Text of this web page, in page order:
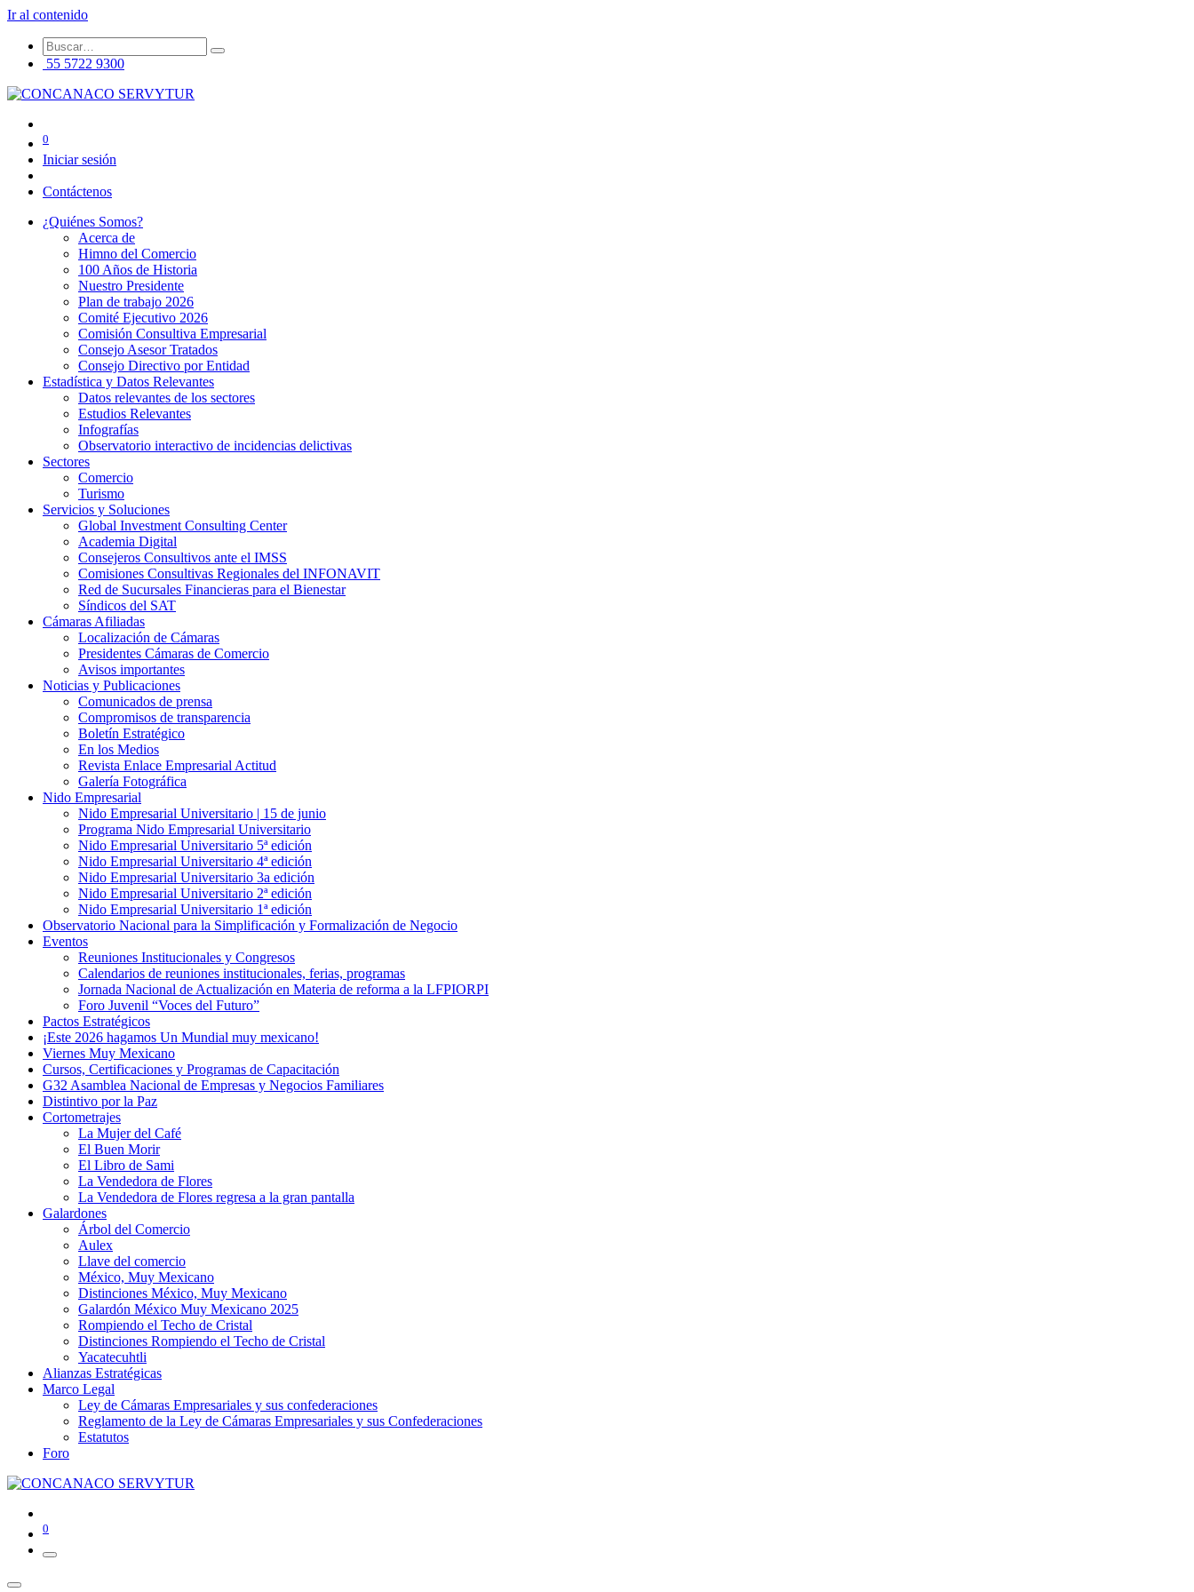
Ir al contenido
55 5722 9300
0
Iniciar sesión
Contáctenos
¿Quiénes Somos?
Acerca de
Himno del Comercio
100 Años de Historia
Nuestro Presidente
Plan de trabajo 2026
Comité Ejecutivo 2026
Comisión Consultiva Empresarial
Consejo Asesor Tratados
Consejo Directivo por Entidad
Estadística y Datos Relevantes
Datos relevantes de los sectores
Estudios Relevantes
Infografías
Observatorio interactivo de incidencias delictivas
Sectores
Comercio
Turismo
Servicios y Soluciones
Global Investment Consulting Center
Academia Digital
Consejeros Consultivos ante el IMSS
Comisiones Consultivas Regionales del INFONAVIT
Red de Sucursales Financieras para el Bienestar
Síndicos del SAT
Cámaras Afiliadas
Localización de Cámaras
Presidentes Cámaras de Comercio
Avisos importantes
Noticias y Publicaciones
Comunicados de prensa
Compromisos de transparencia
Boletín Estratégico
En los Medios
Revista Enlace Empresarial Actitud
Galería Fotográfica
Nido Empresarial
Nido Empresarial Universitario | 15 de junio
Programa Nido Empresarial Universitario
Nido Empresarial Universitario 5ª edición
Nido Empresarial Universitario 4ª edición
Nido Empresarial Universitario 3a edición
Nido Empresarial Universitario 2ª edición
Nido Empresarial Universitario 1ª edición
Observatorio Nacional para la Simplificación y Formalización de Negocio
Eventos
Reuniones Institucionales y Congresos
Calendarios de reuniones institucionales, ferias, programas
Jornada Nacional de Actualización en Materia de reforma a la LFPIORPI
Foro Juvenil “Voces del Futuro”
Pactos Estratégicos
¡Este 2026 hagamos Un Mundial muy mexicano!
Viernes Muy Mexicano
Cursos, Certificaciones y Programas de Capacitación
G32 Asamblea Nacional de Empresas y Negocios Familiares
Distintivo por la Paz
Cortometrajes
La Mujer del Café
El Buen Morir
El Libro de Sami
La Vendedora de Flores
La Vendedora de Flores regresa a la gran pantalla
Galardones
Árbol del Comercio
Aulex
Llave del comercio
México, Muy Mexicano
Distinciones México, Muy Mexicano
Galardón México Muy Mexicano 2025
Rompiendo el Techo de Cristal
Distinciones Rompiendo el Techo de Cristal
Yacatecuhtli
Alianzas Estratégicas
Marco Legal
Ley de Cámaras Empresariales y sus confederaciones
Reglamento de la Ley de Cámaras Empresariales y sus Confederaciones
Estatutos
Foro
0